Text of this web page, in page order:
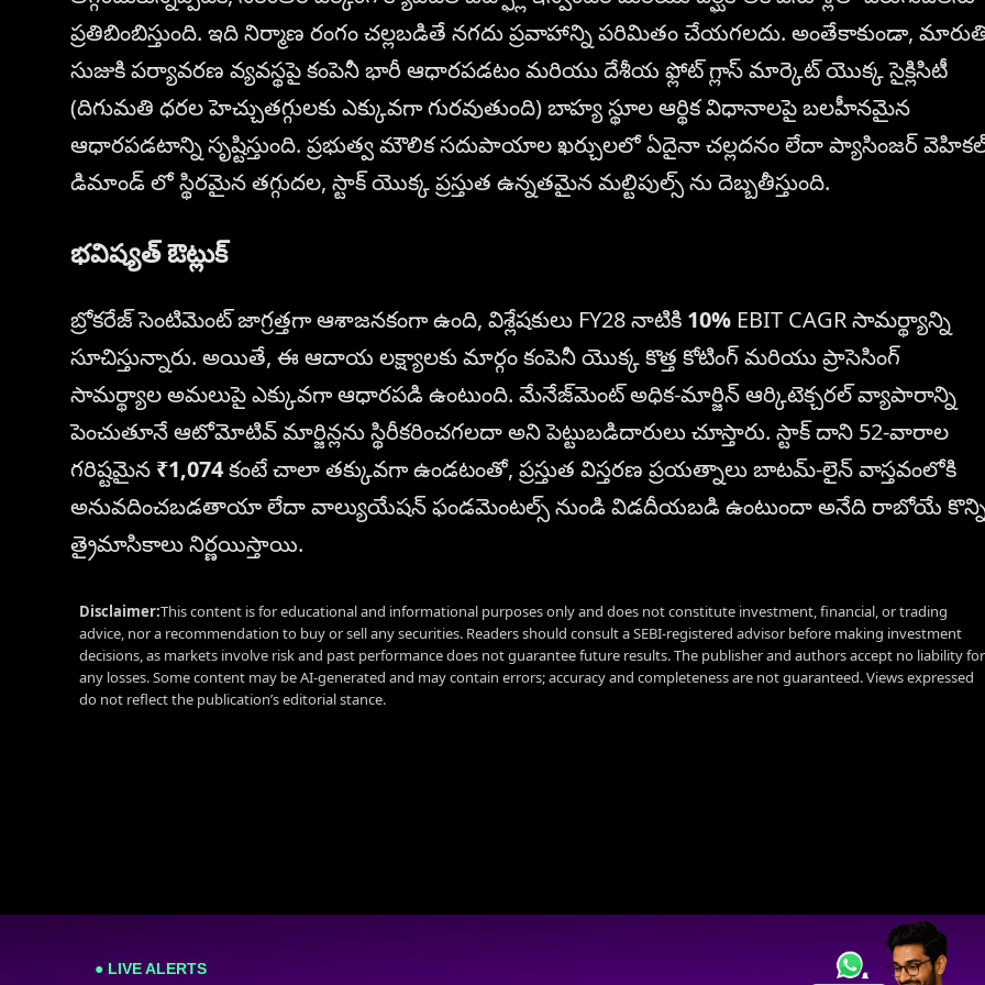
ప్రతిబింబిస్తుంది. ఇది నిర్మాణ రంగం చల్లబడితే నగదు ప్రవాహాన్ని పరిమితం చేయగలదు. అంతేకాకుండా,
సుజుకి పర్యావరణ వ్యవస్థపై కంపెనీ భారీ ఆధారపడటం మరియు దేశీయ ఫ్లోట్ గ్లాస్ మార్కెట్ యొక్క సైక్లిసిటీ
(దిగుమతి ధరల హెచ్చుతగ్గులకు ఎక్కువగా గురవుతుంది) బాహ్య స్థూల ఆర్థిక విధానాలపై బలహీనమైన
ఆధారపడటాన్ని సృష్టిస్తుంది. ప్రభుత్వ మౌలిక సదుపాయాల ఖర్చులలో ఏదైనా చల్లదనం లేదా ప్యాసింజర్
డిమాండ్ లో స్థిరమైన తగ్గుదల, స్టాక్ యొక్క ప్రస్తుత ఉన్నతమైన మల్టిపుల్స్ ను దెబ్బతీస్తుంది.
భవిష్యత్ ఔట్లుక్
బ్రోకరేజ్ సెంటిమెంట్ జాగ్రత్తగా ఆశాజనకంగా ఉంది, విశ్లేషకులు FY28 నాటికి 10% EBIT CAGR సామర్థ్యాన్ని
సూచిస్తున్నారు. అయితే, ఈ ఆదాయ లక్ష్యాలకు మార్గం కంపెనీ యొక్క కొత్త కోటింగ్ మరియు ప్రాసెసింగ్
సామర్థ్యాల అమలుపై ఎక్కువగా ఆధారపడి ఉంటుంది. మేనేజ్‌మెంట్ అధిక-మార్జిన్ ఆర్కిటెక్చరల్ వ్యాపారాన్ని
పెంచుతూనే ఆటోమోటివ్ మార్జిన్లను స్థిరీకరించగలదా అని పెట్టుబడిదారులు చూస్తారు. స్టాక్ దాని 52-వారాల
గరిష్టమైన ₹1,074కంటే చాలా తక్కువగా ఉండటంతో, ప్రస్తుత విస్తరణ ప్రయత్నాలు బాటమ్-లైన్ వాస్తవంలోకి
అనువదించబడతాయా లేదా వాల్యుయేషన్ ఫండమెంటల్స్ నుండి విడదీయబడి ఉంటుందా అనేది రాబోయే
త్రైమాసికాలు నిర్ణయిస్తాయి.
Disclaimer:This content is for educational and informational purposes only and does not constitute investment, financial, or trading
advice, nor a recommendation to buy or sell any securities. Readers should consult a SEBI-registered advisor before making investment
decisions, as markets involve risk and past performance does not guarantee future results. The publisher and authors accept no liability for
any losses. Some content may be AI-generated and may contain errors; accuracy and completeness are not guaranteed. Views expressed
do not reflect the publication’s editorial stance.
● LIVE ALERTS